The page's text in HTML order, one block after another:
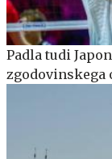
Padla tudi
zgodovinskega